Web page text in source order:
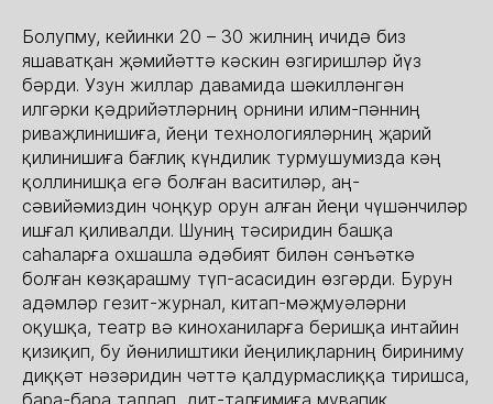
Болупму, кейинки 20 – 30 жилниң ичидә биз
яшаватқан җәмийәттә кәскин өзгиришләр йүз
бәрди. Узун жиллар давамида шәкилләнгән
илгәрки қәдрийәтләрниң орнини илим-пәнниң
риваҗлинишиға, йеңи технологияләрниң җарий
қилинишиға бағлиқ күндилик турмушумизда кәң
қоллинишқа егә болған васитиләр, аң-
сәвийәмиздин чоңқур орун алған йеңи чүшәнчиләр
ишғал қиливалди. Шуниң тәсиридин башқа
саһаларға охшашла әдәбият билән сәнъәткә
болған көзқарашму түп-асасидин өзгәрди. Бурун
адәмләр гезит-журнал, китап-мәҗмуәләрни
оқушқа, театр вә киноханиларға беришқа интайин
қизиқип, бу йөнилиштики йеңилиқларниң бириниму
диққәт нәзәридин чәттә қалдурмаслиққа тиришса,
бара-бара таллап, дит-талғимиға мувапиқ